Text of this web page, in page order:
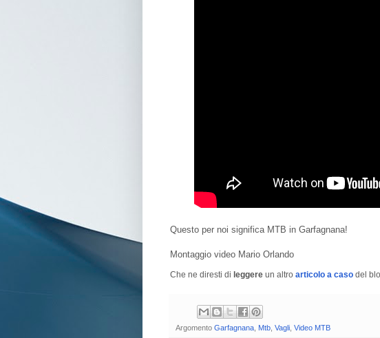
Questo per noi significa MTB in Garfagnana!
Montaggio video Mario Orlando
Che ne diresti di leggere un altro articolo a caso del
Argomento Garfagnana Mtb Vagli Video MTB